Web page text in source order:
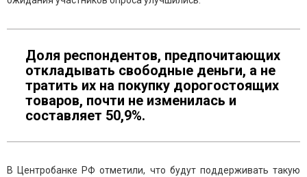
Доля респондентов, предпочитающих
откладывать свободные деньги, а не
тратить их на покупку дорогостоящих
товаров, почти не изменилась и
составляет 50,9%.
В Центробанке РФ отметили, что будут поддерживать такую